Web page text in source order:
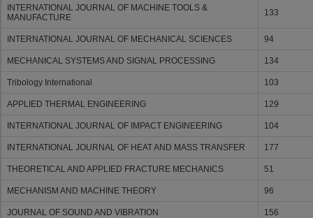
INTERNATIONAL JOURNAL OF MACHINE TOOLS &
MANUFACTURE
133
INTERNATIONAL JOURNAL OF MECHANICAL SCIENCES 94
MECHANICAL SYSTEMS AND SIGNAL PROCESSING 134
Tribology International 103
APPLIED THERMAL ENGINEERING 129
INTERNATIONAL JOURNAL OF IMPACT ENGINEERING 104
INTERNATIONAL JOURNAL OF HEAT AND MASS TRANSFER 177
THEORETICAL AND APPLIED FRACTURE MECHANICS 51
MECHANISM AND MACHINE THEORY 96
JOURNAL OF SOUND AND VIBRATION 156